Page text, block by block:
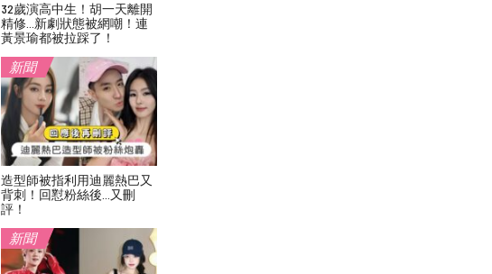
32歲演高中生！胡一天離開
精修…新劇狀態被網嘲！連
黃景瑜都被拉踩了！
新聞
造型師被指利用迪麗熱巴又
背刺！回懟粉絲後…又刪
評！
新聞